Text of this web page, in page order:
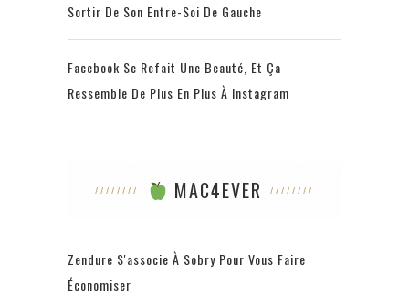
Sortir De Son Entre-Soi De Gauche
Facebook Se Refait Une Beauté, Et Ça
Ressemble De Plus En Plus À Instagram
MAC4EVER
Zendure S'associe À Sobry Pour Vous Faire
Économiser